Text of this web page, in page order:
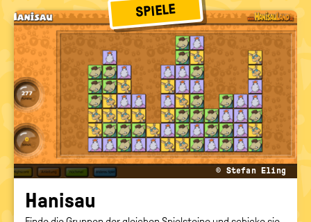
SPIELE
© Stefan Eling
Ha­ni­sau